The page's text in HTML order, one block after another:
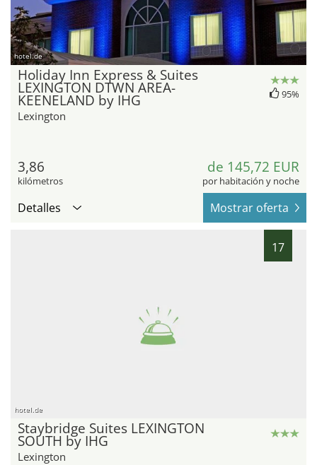
hotel.de
Holiday Inn Express & Suites
LEXINGTON DTWN AREA-
KEENELAND by IHG
Lexington
95%
3,86
kilómetros
de 145,72 EUR
por habitación y noche
Detalles Mostrar oferta
17
hotel.de
Staybridge Suites LEXINGTON
SOUTH by IHG
Lexington